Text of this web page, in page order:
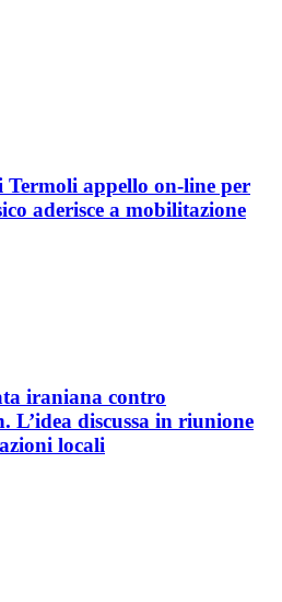
Termoli appello on-line per
aderisce a mobilitazione
iraniana contro
L’idea discussa in riunione
locali